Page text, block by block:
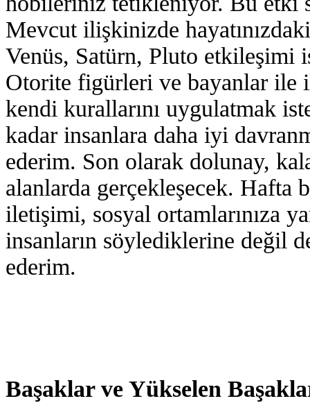
Mevcut ilişkinizde
Venüs, Satürn, Pluto etkileşimi
Otorite figürleri ve bayanlar ile
kendi kurallarını uygulatmak
kadar insanlara daha iyi
ederim. Son olarak dolunay,
alanlarda gerçekleşecek. Hafta
iletişimi, sosyal ortamlarınıza
insanların söylediklerine değil
ederim.
Başaklar ve Yükselen